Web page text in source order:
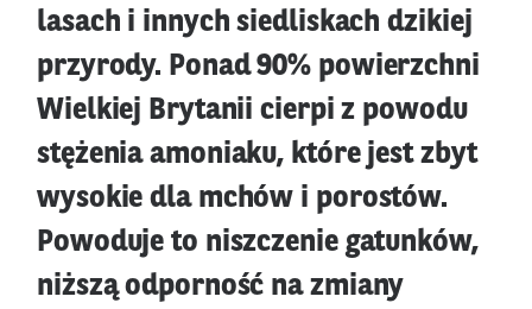
lasach i innych siedliskach dzikiej
przyrody. Ponad 90% powierzchni
Wielkiej Brytanii cierpi z powodu
stężenia amoniaku, które jest zbyt
wysokie dla mchów i porostów.
Powoduje to niszczenie gatunków,
niższą odporność na zmiany